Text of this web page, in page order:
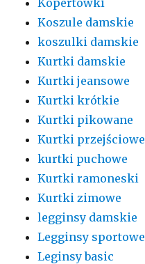
Koszule damskie
koszulki damskie
Kurtki damskie
Kurtki jeansowe
Kurtki krótkie
Kurtki pikowane
Kurtki przejściowe
kurtki puchowe
Kurtki ramoneski
Kurtki zimowe
legginsy damskie
Legginsy sportowe
Leginsy basic